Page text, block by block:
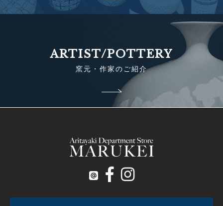
ARTIST/POTTERY
窯元・作家のご紹介